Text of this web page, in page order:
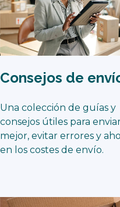
Consejos de
Una colección de guías y
consejos útiles para
mejor, evitar errores y
en los costes de envío.